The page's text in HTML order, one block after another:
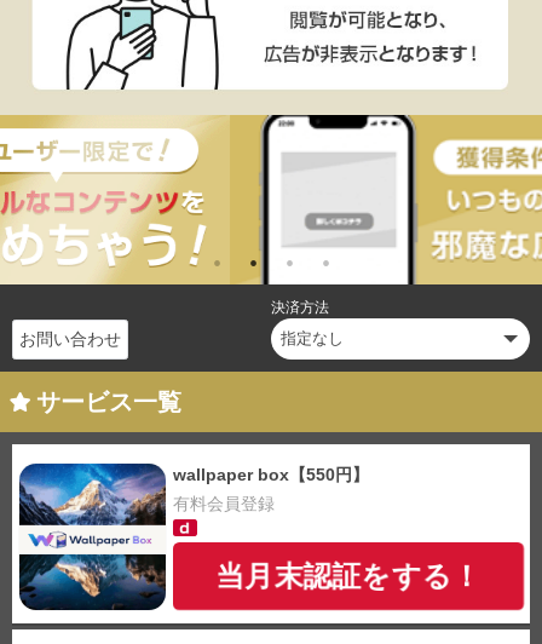
お問い合わせ
決済方法
サービス一覧
wallpaper box【550円】
有料会員登録
当月末認証をする！